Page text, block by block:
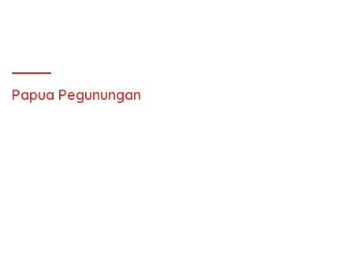
Papua Pegunungan